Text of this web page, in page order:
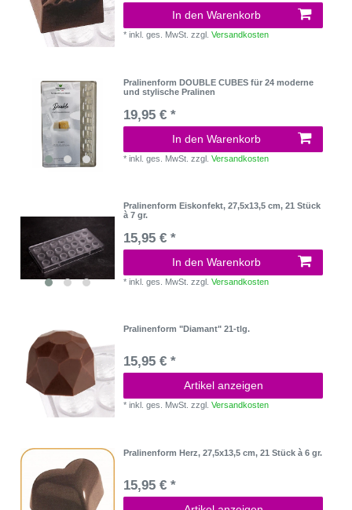
In den Warenkorb
*inkl. ges. MwSt. zzgl.Versandkosten
Pralinenform DOUBLE CUBES für 24 moderne
und stylische Pralinen
19,95 € *
In den Warenkorb
*inkl. ges. MwSt. zzgl.Versandkosten
Pralinenform Eiskonfekt, 27,5x13,5 cm, 21 Stück
à 7 gr.
15,95 € *
In den Warenkorb
*inkl. ges. MwSt. zzgl.Versandkosten
Pralinenform "Diamant" 21-tlg.
15,95 € *
Artikel anzeigen
*inkl. ges. MwSt. zzgl.Versandkosten
Pralinenform Herz, 27,5x13,5 cm, 21 Stück à 6 gr.
15,95 € *